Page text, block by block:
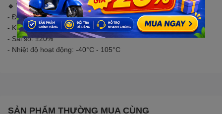
🔹 THÔNG SỐ KỸ THUẬT
- Điện áp tối đa: 100V
- Kiểu chân: xuyên lỗ
- Sai số: ±20%
- Nhiệt độ hoạt động: -40°C - 105°C
SẢN PHẨM THƯỜNG MUA CÙNG